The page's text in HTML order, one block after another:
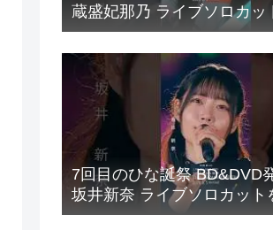
蔵盛妃那乃 ライブソロカッ
#日向坂46 #hinatazaka46 #
7回目のひな誕祭 BD&DVD
坂井新奈 ライブソロカット
日向坂46 #hinatazaka46 #